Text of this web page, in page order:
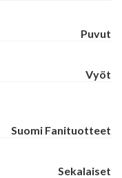
Puvut
Vyöt
Suomi Fanituotteet
Sekalaiset